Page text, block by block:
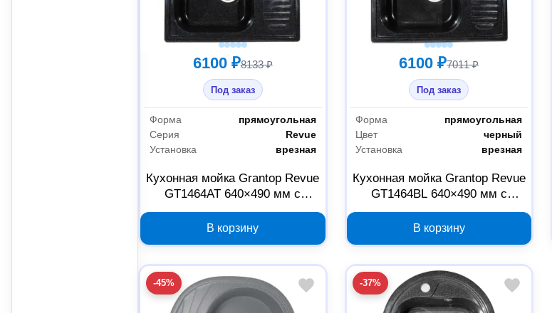
6100 ₽8133 ₽
Под заказ
Форма
прямоугольная
Серия
Revue
Установка
врезная
Кухонная мойка Grantop Revue
GT1464AT 640×490 мм с
крылом, антрацит
В корзину
6100 ₽7011 ₽
Под заказ
Форма
прямоугольная
Цвет
черный
Установка
врезная
Кухонная мойка Grantop Revue
GT1464BL 640×490 мм с
крылом, черная
В корзину
-45% -37%